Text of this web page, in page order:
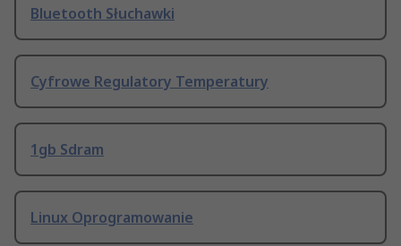
Bluetooth Słuchawki
Cyfrowe Regulatory Temperatury
1gb Sdram
Linux Oprogramowanie